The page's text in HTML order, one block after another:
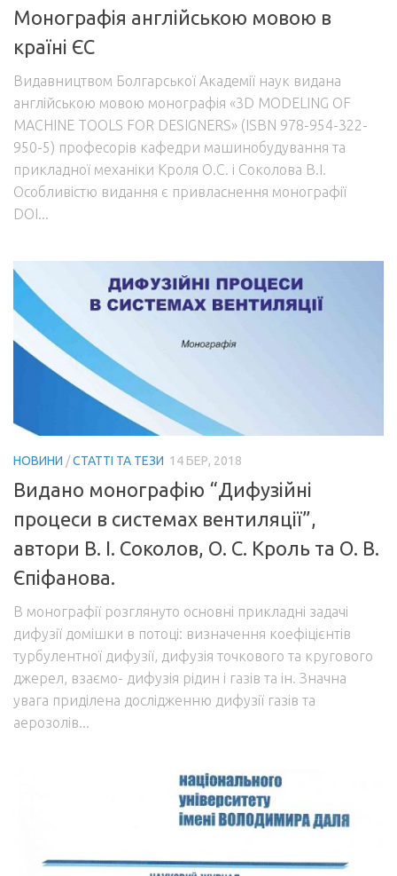
Монографія англійською мовою в
країні ЄС
Видавництвом Болгарської Академії наук видана
англійською мовою монографія «3D MODELING OF
MACHINE TOOLS FOR DESIGNERS» (ISBN 978-954-322-
950-5) професорів кафедри машинобудування та
прикладної механіки Кроля О.С. і Соколова В.І.
Особливістю видання є привласнення монографії
DOI...
НОВИНИ /СТАТТІ ТА ТЕЗИ 14 БЕР, 2018
Видано монографію “Дифузійні
процеси в системах вентиляції”,
автори В. І. Соколов, О. С. Кроль та О. В.
Єпіфанова.
В монографії розглянуто основні прикладні задачі
дифузії домішки в потоці: визначення коефіцієнтів
турбулентної дифузії, дифузія точкового та кругового
джерел, взаємо- дифузія рідин і газів та ін. Значна
увага приділена дослідженню дифузії газів та
аерозолів...